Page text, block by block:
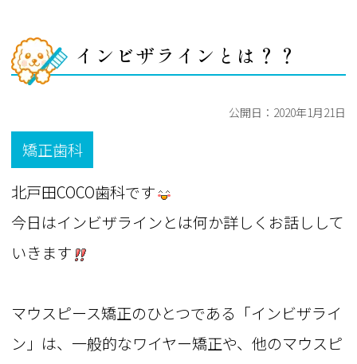
インビザラインとは？？
公開日： 2020年1月21日
矯正歯科
北戸田COCO歯科です
今日はインビザラインとは何か詳しくお話しして
いきます
マウスピース矯正のひとつである「インビザライ
ン」は、一般的なワイヤー矯正や、他のマウスピ